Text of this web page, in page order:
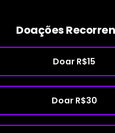
Doações
Doar R$15
Doar R$30